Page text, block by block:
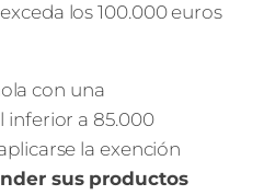
los 100.000 euros
con una
inferior a 85.000
la exención
sus productos